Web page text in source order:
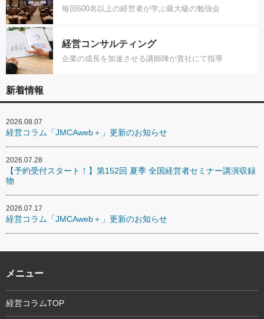
毎回600名以上の経営者が学ぶ最大級の勉強会
経営コンサルティング
企業の成長を加速させる講師陣が貴社にて指導
新着情報
2026.08.07
経営コラム「JMCAweb＋」更新のお知らせ
2026.07.28
【予約受付スタート！】第152回 夏季 全国経営者セミナー講演収録
物
2026.07.17
経営コラム「JMCAweb＋」更新のお知らせ
メニュー
経営コラムTOP